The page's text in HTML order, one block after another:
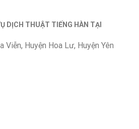
DỊCH THUẬT TIẾNG HÀN TẠI
Viễn, Huyện Hoa Lư, Huyện Yên